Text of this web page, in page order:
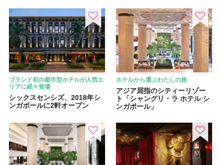
ブランド初の都市型ホテルが人気エ
リアに続々登場
シックスセンシズ、2018年シ
ンガポールに2軒オープン
ホテルから選ぶわたしの旅
アジア屈指のシティーリゾー
ト「シャングリ・ラ ホテル シ
ンガポール」